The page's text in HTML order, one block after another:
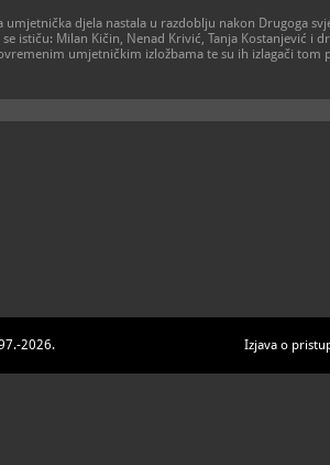
umjetnička djela nastala u razdoblju nakon Drugoga
ističu: Milan Kičin, Nenad Krivić, Tanja Kostanjević i
umjetničkim izložbama te su ih izlagači tom
2026. Izjava o